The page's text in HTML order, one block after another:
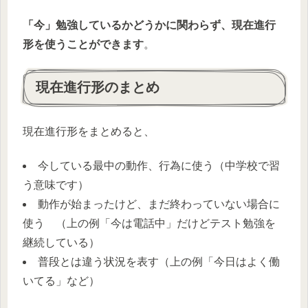
「今」勉強しているかどうかに関わらず、現在進行
形を使うことができます。
現在進行形のまとめ
現在進行形をまとめると、
今している最中の動作、行為に使う（中学校で習
う意味です）
動作が始まったけど、まだ終わっていない場合に
使う （上の例「今は電話中」だけどテスト勉強を
継続している）
普段とは違う状況を表す（上の例「今日はよく働
いてる」など）